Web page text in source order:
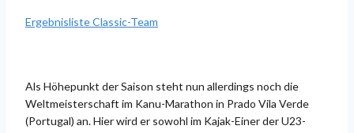
Ergebnisliste Classic-Team
Als Höhepunkt der Saison steht nun allerdings noch die
Weltmeisterschaft im Kanu-Marathon in Prado Vila Verde
(Portugal) an. Hier wird er sowohl im Kajak-Einer der U23-